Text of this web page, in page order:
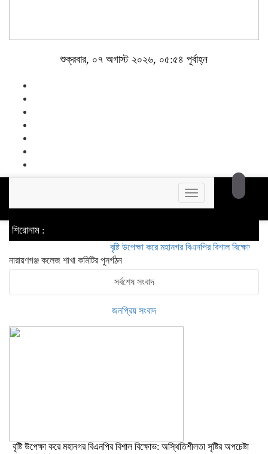
শুক্রবার, ০৭ অগাস্ট ২০২৬, ০৫:৫৪ পূর্বাহ্ন
Toggle
navigation
শিরোনাম :
বৃষ্টি উপেক্ষা করে মহানগর বিএনপির বিশাল বিক্ষোভ:
নারায়ণগঞ্জ কলেজ শাখা কমিটির পুনর্গঠন
সর্বশেষ সংবাদ
জনপ্রিয় সংবাদ
বৃষ্টি উপেক্ষা করে মহানগর বিএনপির বিশাল বিক্ষোভ: অস্থিতিশীলতা সৃষ্টির অপচেষ্টা